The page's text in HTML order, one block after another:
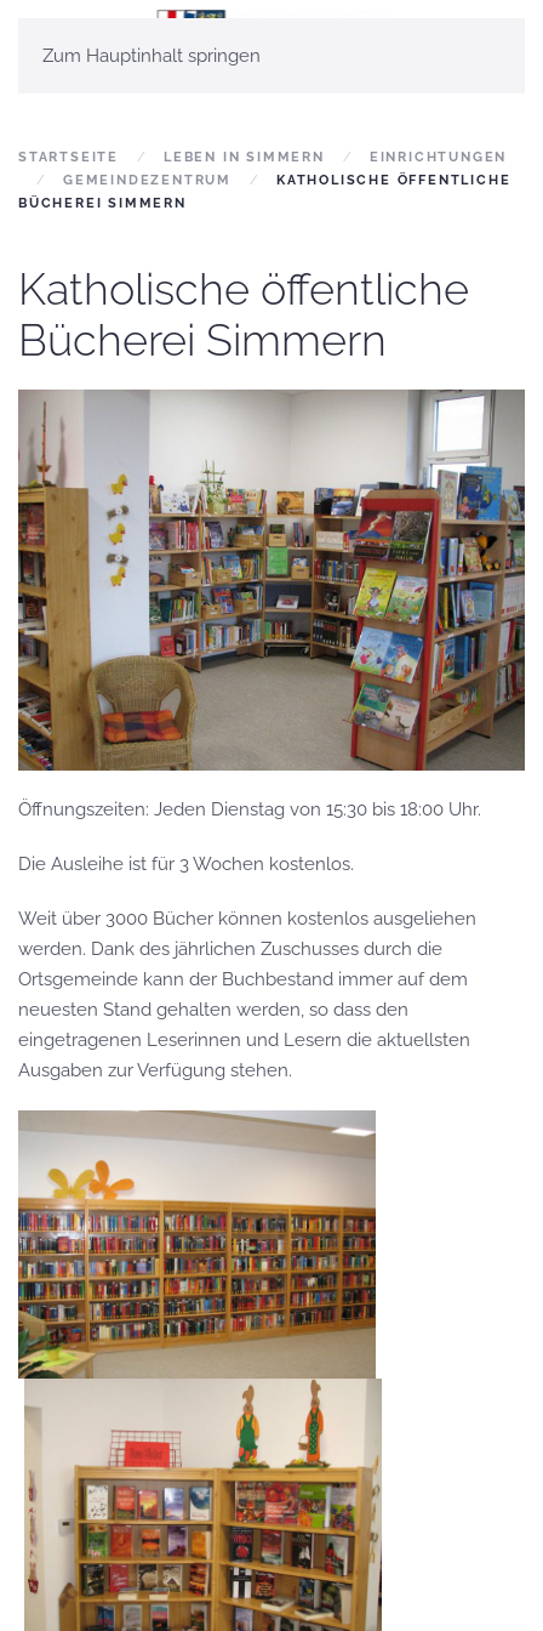
Zum Hauptinhalt springen
STARTSEITE LEBEN IN SIMMERN
EINRICHTUNGEN
GEMEINDEZENTRUM
KATHOLISCHE ÖFFENTLICHE
BÜCHEREI SIMMERN
Katholische öffentliche
Bücherei Simmern
Öffnungszeiten: Jeden Dienstag von 15:30 bis 18:00 Uhr.
Die Ausleihe ist für 3 Wochen kostenlos.
Weit über 3000 Bücher können kostenlos ausgeliehen
werden. Dank des jährlichen Zuschusses durch die
Ortsgemeinde kann der Buchbestand immer auf dem
neuesten Stand gehalten werden, so dass den
eingetragenen Leserinnen und Lesern die aktuellsten
Ausgaben zur Verfügung stehen.